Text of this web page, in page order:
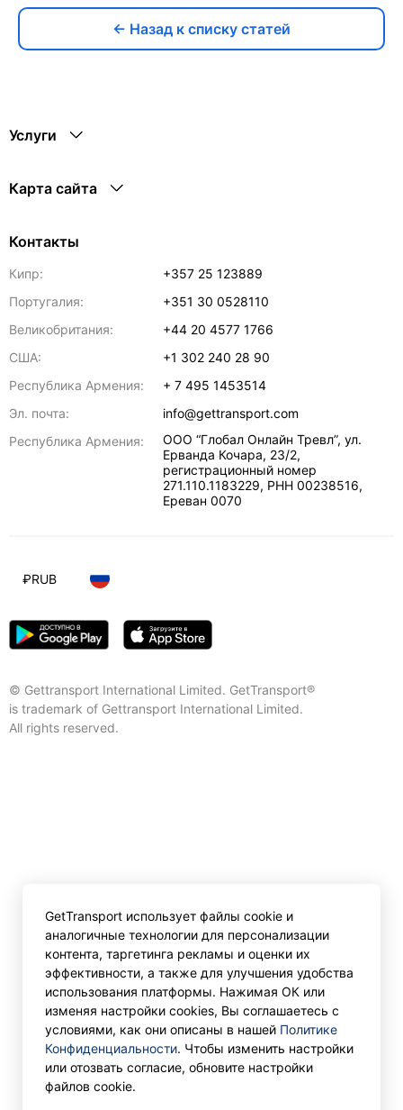
← Назад к списку статей
Услуги
Карта сайта
Контакты
Кипр:
+357 25 123889
Португалия:
+351 30 0528110
Великобритания:
+44 20 4577 1766
США:
+1 302 240 28 90
Республика Армения:
+ 7 495 1453514
Эл. почта:
info@gettransport.com
Республика Армения:
ООО “Глобал Онлайн Тревл”, ул.
Ерванда Кочара, 23/2,
регистрационный номер
271.110.1183229, РНН 00238516,
Ереван 0070
© Gettransport International Limited. GetTransport®
is trademark of Gettransport International Limited.
All rights reserved.
₽RUB
GetTransport использует файлы cookie и
аналогичные технологии для персонализации
контента, таргетинга рекламы и оценки их
эффективности, а также для улучшения удобства
использования платформы. Нажимая ОК или
изменяя настройки cookies, Вы соглашаетесь с
условиями, как они описаны в нашей Политике
Конфиденциальности. Чтобы изменить настройки
или отозвать согласие, обновите настройки
файлов cookie.